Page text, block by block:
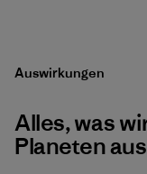
Auswirkungen
Alles, was
Planeten